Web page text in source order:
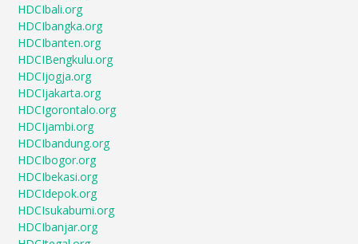
HDCIbali.org
HDCIbangka.org
HDCIbanten.org
HDCIBengkulu.org
HDCIjogja.org
HDCIjakarta.org
HDCIgorontalo.org
HDCIjambi.org
HDCIbandung.org
HDCIbogor.org
HDCIbekasi.org
HDCIdepok.org
HDCIsukabumi.org
HDCIbanjar.org